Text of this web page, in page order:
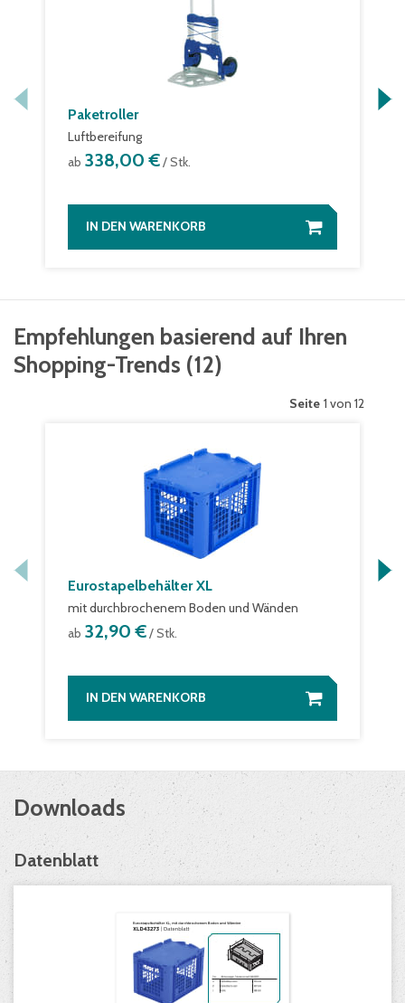
Paketroller
Luftbereifung
ab 338,00 €/ Stk.
IN DEN WARENKORB
Empfehlungen basierend auf Ihren
Shopping-Trends (12)
Seite 1 von 12
Eurostapelbehälter XL
mit durchbrochenem Boden und Wänden
ab 32,90 €/ Stk.
IN DEN WARENKORB
Downloads
Datenblatt